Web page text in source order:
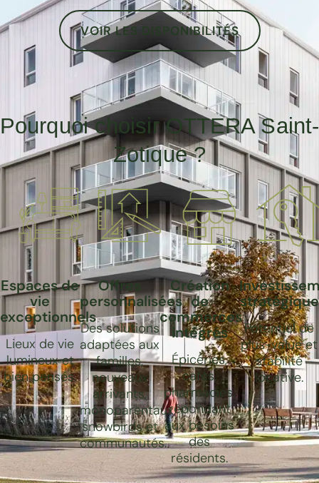
VOIR LES DISPONIBILITÉS
Pourquoi choisir OTTERA Saint-
Zotique ?
Espaces de
vie
exceptionnels
Lieux de vie
lumineux et
bien pensés.
Offres
personnalisées
Des solutions
adaptées aux
familles,
nouveaux
arrivants,
monoparentaux,
snowbirds et
communautés.
Création
de
commerces
intégrés
Épiceries,
cafés,
pharmacies,
répondant
aux besoins
des
résidents.
stratégique
Potentiel de
plus-value et
stabilité
locative.